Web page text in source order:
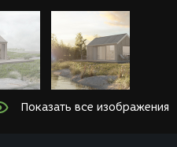
Показать все изображения